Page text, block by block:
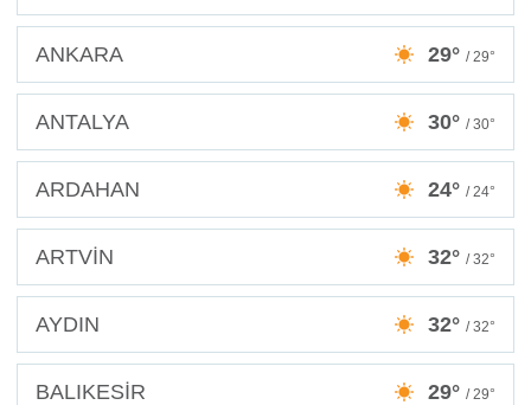
ANKARA 29° / 29°
ANTALYA 30° / 30°
ARDAHAN 24° / 24°
ARTVİN 32° / 32°
AYDIN 32° / 32°
BALIKESİR 29° / 29°